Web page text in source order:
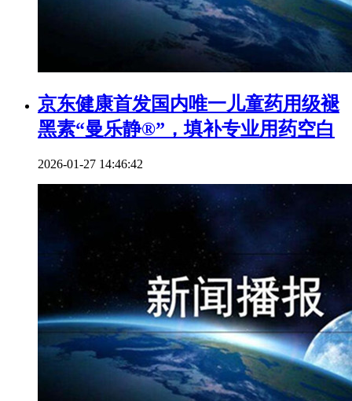
京东健康首发国内唯一儿童药用级褪
黑素“曼乐静®”，填补专业用药空白
2026-01-27 14:46:42